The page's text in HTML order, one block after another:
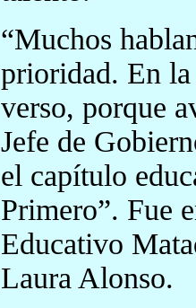
“Muchos
prioridad. En la
verso, porque
Jefe de
el capítulo
Primero”. Fue
Educativo
Laura Alonso.